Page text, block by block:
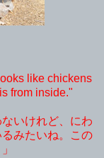
like chickens
from inside."
いけれど、にわ
みたいね。この